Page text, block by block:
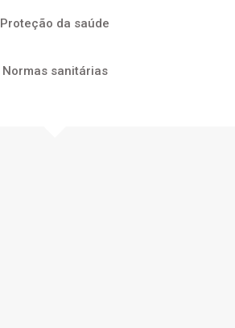
Proteção da saúde
Normas sanitárias